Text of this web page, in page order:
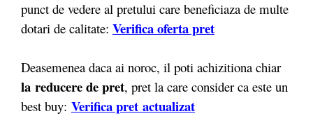
punct de vedere al pretului care beneficiaza de multe
dotari de calitate: Verifica oferta pret
Deasemenea daca ai noroc, il poti achizitiona chiar
la reducere de pret, pret la care consider ca este un
best buy: Verifica pret actualizat